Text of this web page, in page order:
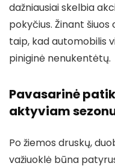
dažniausiai skelbia
pokyčius. Žinant šiuos
taip, kad automobilis
piniginė nenukentėtų.
Pavasarinė
aktyviam
Po žiemos druskų,
važiuoklė būna